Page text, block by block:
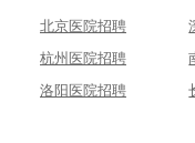
北京医院招聘
杭州医院招聘
洛阳医院招聘